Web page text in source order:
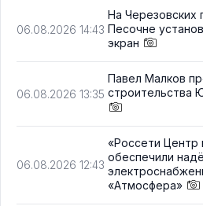
06.08.2026 14:43
На Черезовских
Песочне
экран
06.08.2026 13:35
Павел Малков
строительства
06.08.2026 12:43
«Россети Центр
обеспечили
«Атмосфера»